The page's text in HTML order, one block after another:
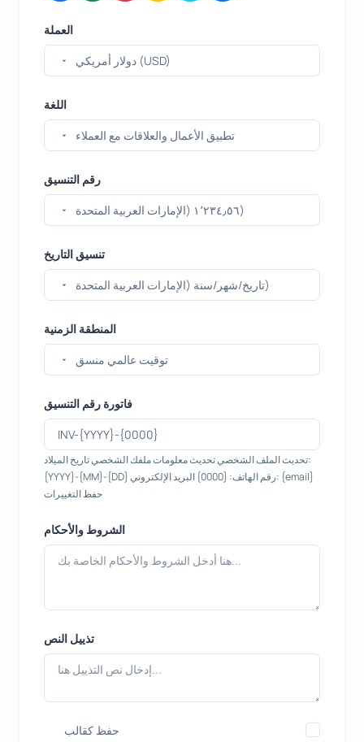
العملة
اللغة
رقم التنسيق
تنسيق التاريخ
المنطقة الزمنية
فاتورة رقم التنسيق
تحديث الملف الشخصي تحديث معلومات ملفك الشخصي تاريخ الميلاد:
{YYYY}-{MM}-{DD} رقم الهاتف: {0000} البريد الإلكتروني: {email}
حفظ التغييرات
الشروط والأحكام
تذييل النص
حفظ كقالب